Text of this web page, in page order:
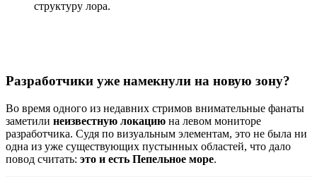
структуру лора.
Разработчики уже намекнули на новую зону?
Во время одного из недавних стримов внимательные фанаты
заметили неизвестную локацию на левом мониторе
разработчика. Судя по визуальным элементам, это не была ни
одна из уже существующих пустынных областей, что дало
повод считать: это и есть Пепельное море.